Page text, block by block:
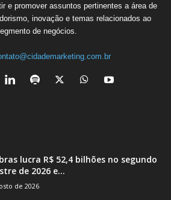
e promover assuntos pertinentes a área de
inovação e temas relacionados ao
de negócios.
lucra R$ 52,4 bilhões no segundo
de 2026 e...
de 2026